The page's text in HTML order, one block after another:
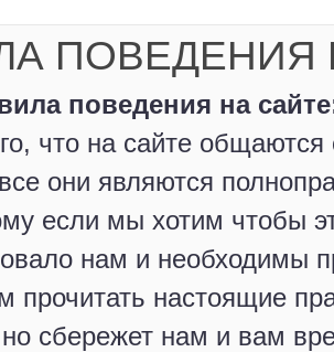
ПОВЕДЕНИЯ
поведения на
что на сайте
они являются
если мы хотим чтобы
нам и необходимы
прочитать настоящие
сбережет нам и вам